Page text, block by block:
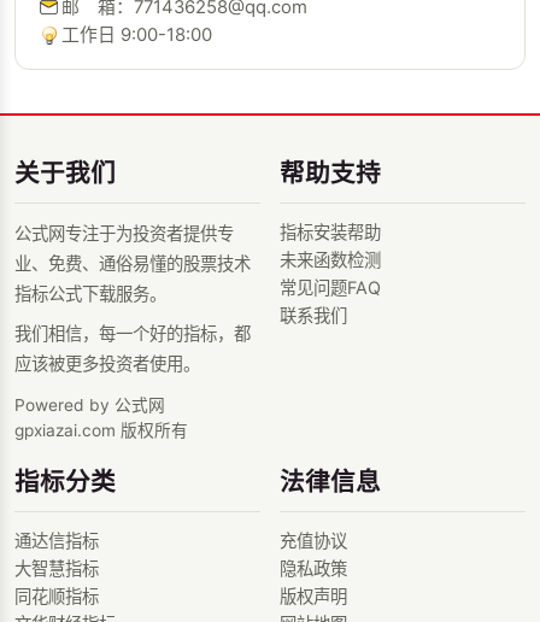
邮 箱：771436258@qq.com
工作日 9:00-18:00
关于我们
公式网专注于为投资者提供专
业、免费、通俗易懂的股票技术
指标公式下载服务。
我们相信，每一个好的指标，都
应该被更多投资者使用。
Powered by 公式网
gpxiazai.com 版权所有
帮助支持
指标安装帮助
未来函数检测
常见问题FAQ
联系我们
指标分类
通达信指标
大智慧指标
同花顺指标
法律信息
充值协议
隐私政策
版权声明